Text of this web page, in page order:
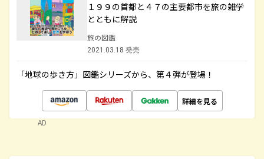
１９９の首都と４７の主要都市を旅の雑学
とともに解説
旅の図鑑
2021.03.18 発売
「地球の歩き方」図鑑シリーズから、第４弾が登場！
詳細を見る
AD